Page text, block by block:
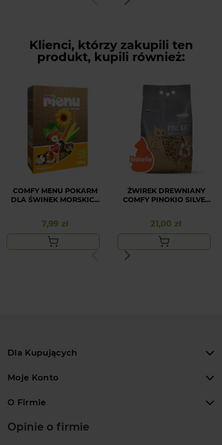
Klienci, którzy zakupili ten
produkt, kupili również:
COMFY MENU POKARM
DLA ŚWINEK MORSKICH
Cena
7,99 zł
ŻWIREK DREWNIANY
COMFY PINOKIO SILVER
Cena
21,00 zł
Dla Kupujących
Moje Konto
O Firmie
Opinie o firmie